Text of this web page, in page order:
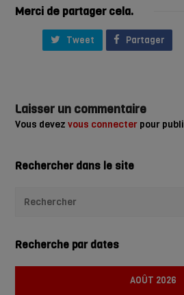
Merci de partager cela.
Tweet Partager
Laisser un commentaire
Vous devezvous connecter pour
Rechercher dans le site
Recherche par dates
AOÛT 2026